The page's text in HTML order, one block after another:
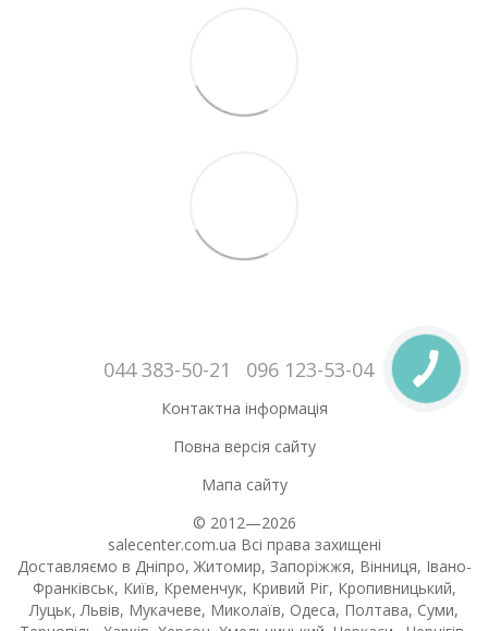
044 383-50-21 096 123-53-04
Контактна інформація
Повна версія сайту
Мапа сайту
© 2012—2026
salecenter.com.ua Всі права захищені
Доставляємо в Дніпро, Житомир, Запоріжжя, Вінниця, Івано-
Франківськ, Київ, Кременчук, Кривий Ріг, Кропивницький,
Луцьк, Львів, Мукачеве, Миколаїв, Одеса, Полтава, Суми,